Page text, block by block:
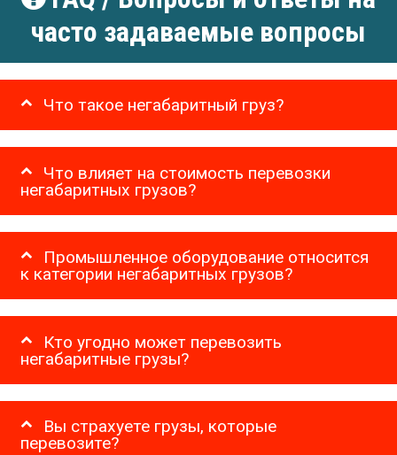
часто задаваемые вопросы
Что такое негабаритный груз?
Что влияет на стоимость перевозки
негабаритных грузов?
Промышленное оборудование относится
к категории негабаритных грузов?
Кто угодно может перевозить
негабаритные грузы?
Вы страхуете грузы, которые
перевозите?